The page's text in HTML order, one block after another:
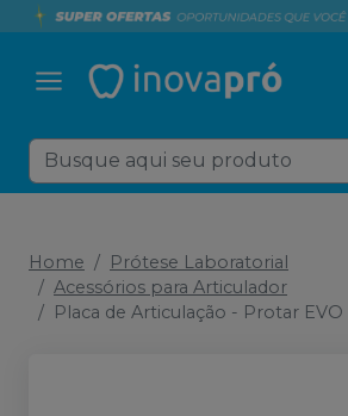
Home
Prótese Laboratorial
Acessórios para Articulador
Placa de Articulação - Protar EVO